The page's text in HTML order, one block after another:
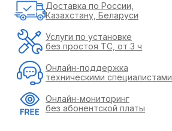
Доставка по России,
Казахстану, Беларуси
Услуги по установке
без простоя ТС, от 3 ч
Онлайн-поддержка
техническими специалистами
Онлайн-мониторинг
без абонентской платы